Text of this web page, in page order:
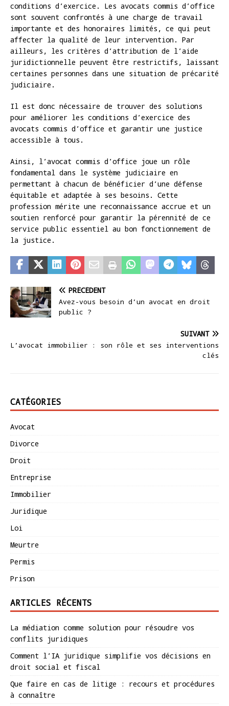
conditions d’exercice. Les avocats commis d’office
sont souvent confrontés à une charge de travail
importante et des honoraires limités, ce qui peut
affecter la qualité de leur intervention. Par
ailleurs, les critères d’attribution de l’aide
juridictionnelle peuvent être restrictifs, laissant
certaines personnes dans une situation de précarité
judiciaire.
Il est donc nécessaire de trouver des solutions
pour améliorer les conditions d’exercice des
avocats commis d’office et garantir une justice
accessible à tous.
Ainsi, l’avocat commis d’office joue un rôle
fondamental dans le système judiciaire en
permettant à chacun de bénéficier d’une défense
équitable et adaptée à ses besoins. Cette
profession mérite une reconnaissance accrue et un
soutien renforcé pour garantir la pérennité de ce
service public essentiel au bon fonctionnement de
la justice.
PRÉCÉDENT
Avez-vous besoin d’un avocat en droit
public ?
SUIVANT
L’avocat immobilier : son rôle et ses interventions
clés
CATÉGORIES
Avocat
Divorce
Droit
Entreprise
Immobilier
Juridique
Loi
Meurtre
Permis
Prison
ARTICLES RÉCENTS
La médiation comme solution pour résoudre vos
conflits juridiques
Comment l’IA juridique simplifie vos décisions en
droit social et fiscal
Que faire en cas de litige : recours et procédures
à connaître